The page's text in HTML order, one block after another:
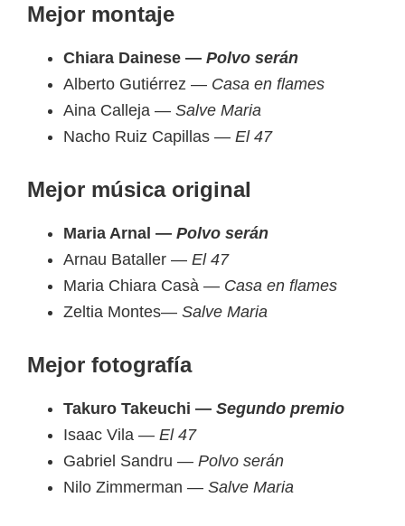
Mejor montaje
Chiara Dainese — Polvo serán
Alberto Gutiérrez — Casa en flames
Aina Calleja — Salve Maria
Nacho Ruiz Capillas — El 47
Mejor música original
Maria Arnal — Polvo serán
Arnau Bataller — El 47
Maria Chiara Casà — Casa en flames
Zeltia Montes— Salve Maria
Mejor fotografía
Takuro Takeuchi — Segundo premio
Isaac Vila — El 47
Gabriel Sandru — Polvo serán
Nilo Zimmerman — Salve Maria